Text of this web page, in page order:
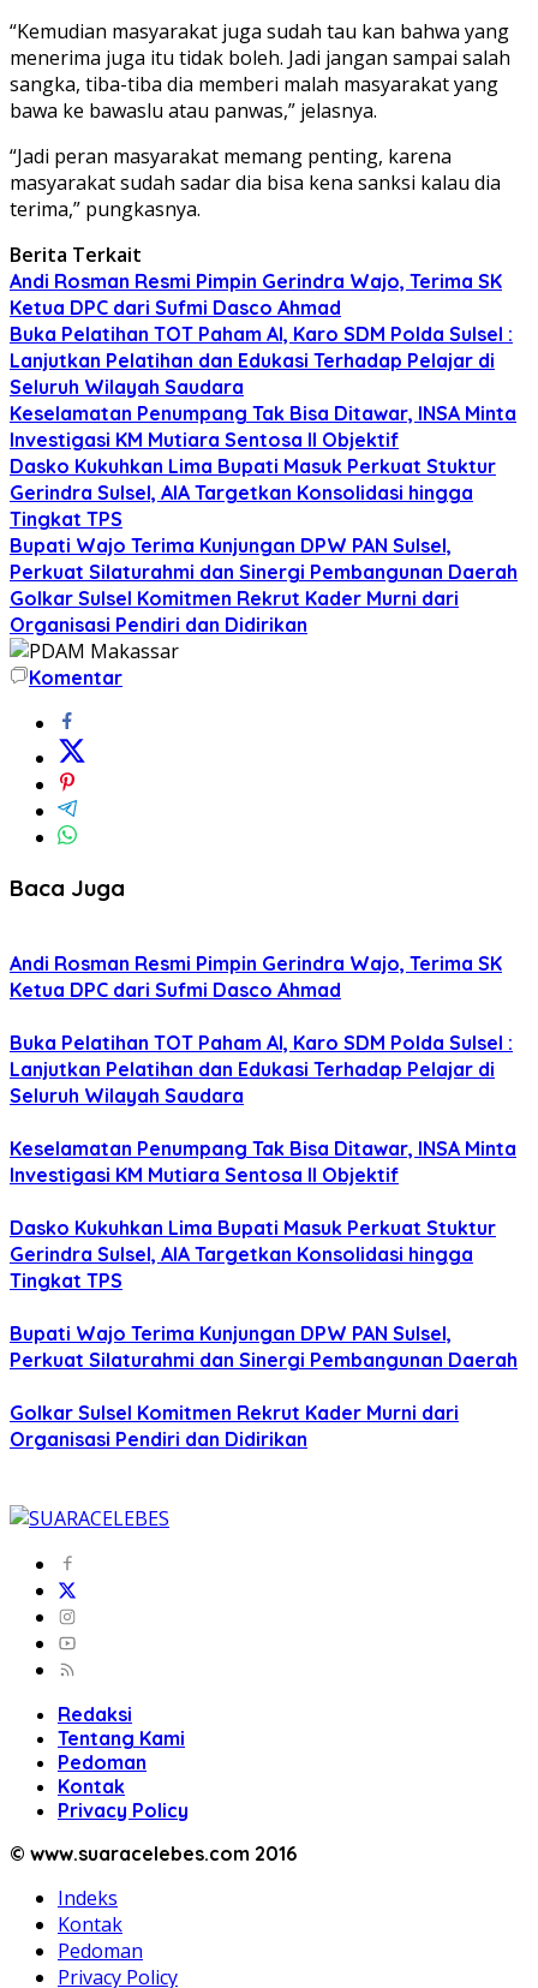
“Kemudian masyarakat juga sudah tau kan bahwa yang
menerima juga itu tidak boleh. Jadi jangan sampai salah
sangka, tiba-tiba dia memberi malah masyarakat yang
bawa ke bawaslu atau panwas,” jelasnya.
“Jadi peran masyarakat memang penting, karena
masyarakat sudah sadar dia bisa kena sanksi kalau dia
terima,” pungkasnya.
Berita Terkait
Andi Rosman Resmi Pimpin Gerindra Wajo, Terima SK
Ketua DPC dari Sufmi Dasco Ahmad
Buka Pelatihan TOT Paham AI, Karo SDM Polda Sulsel :
Lanjutkan Pelatihan dan Edukasi Terhadap Pelajar di
Seluruh Wilayah Saudara
Keselamatan Penumpang Tak Bisa Ditawar, INSA Minta
Investigasi KM Mutiara Sentosa II Objektif
Dasko Kukuhkan Lima Bupati Masuk Perkuat Stuktur
Gerindra Sulsel, AIA Targetkan Konsolidasi hingga
Tingkat TPS
Bupati Wajo Terima Kunjungan DPW PAN Sulsel,
Perkuat Silaturahmi dan Sinergi Pembangunan Daerah
Golkar Sulsel Komitmen Rekrut Kader Murni dari
Organisasi Pendiri dan Didirikan
Komentar
Baca Juga
Andi Rosman Resmi Pimpin Gerindra Wajo, Terima SK
Ketua DPC dari Sufmi Dasco Ahmad
Buka Pelatihan TOT Paham AI, Karo SDM Polda Sulsel :
Lanjutkan Pelatihan dan Edukasi Terhadap Pelajar di
Seluruh Wilayah Saudara
Keselamatan Penumpang Tak Bisa Ditawar, INSA Minta
Investigasi KM Mutiara Sentosa II Objektif
Dasko Kukuhkan Lima Bupati Masuk Perkuat Stuktur
Gerindra Sulsel, AIA Targetkan Konsolidasi hingga
Tingkat TPS
Bupati Wajo Terima Kunjungan DPW PAN Sulsel,
Perkuat Silaturahmi dan Sinergi Pembangunan Daerah
Golkar Sulsel Komitmen Rekrut Kader Murni dari
Organisasi Pendiri dan Didirikan
Redaksi
Tentang Kami
Pedoman
Kontak
Privacy Policy
© www.suaracelebes.com 2016
Indeks
Kontak
Pedoman
Privacy Policy